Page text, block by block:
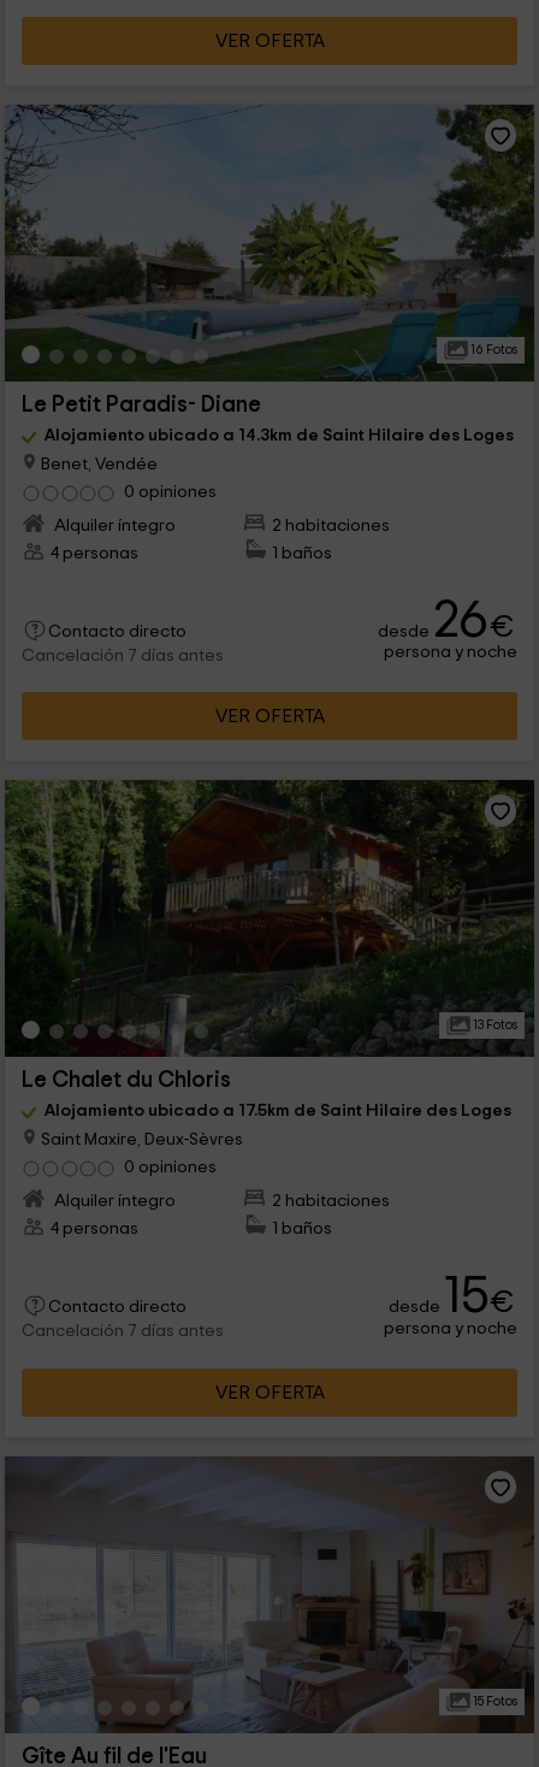
VER OFERTA
16 Fotos
Le Petit Paradis- Diane
Alojamiento ubicado a 14.3km de Saint Hilaire des Loges
Benet, Vendée
0 opiniones
Alquiler íntegro
2 habitaciones
4 personas
1 baños
Contacto directo
Cancelación 7 días antes
desde 26€
persona y noche
VER OFERTA
13 Fotos
Le Chalet du Chloris
Alojamiento ubicado a 17.5km de Saint Hilaire des Loges
Saint Maxire, Deux-Sèvres
0 opiniones
Alquiler íntegro
2 habitaciones
4 personas
1 baños
Contacto directo
Cancelación 7 días antes
desde 15€
persona y noche
VER OFERTA
15 Fotos
Gîte Au fil de l'Eau